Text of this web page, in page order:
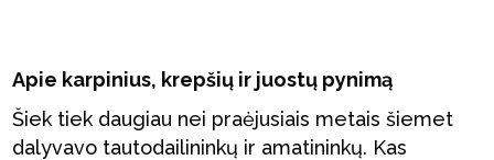
Apie karpinius, krepšių ir juostų pynimą
Šiek tiek daugiau nei praėjusiais metais šiemet
dalyvavo tautodailininkų ir amatininkų. Kas